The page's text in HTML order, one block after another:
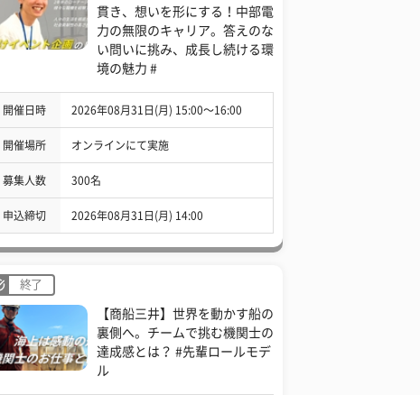
貫き、想いを形にする！中部電
力の無限のキャリア。答えのな
い問いに挑み、成長し続ける環
境の魅力 #
開催日時 2026年08月31日(月) 15:00〜16:00
開催場所 オンラインにて実施
募集人数 300名
申込締切 2026年08月31日(月) 14:00
終了
【商船三井】世界を動かす船の
裏側へ。チームで挑む機関士の
達成感とは？ #先輩ロールモデ
ル